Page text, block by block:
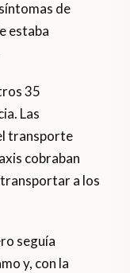
de
estaba
35
Las
transporte
cobraban
a los
seguía
y, con la